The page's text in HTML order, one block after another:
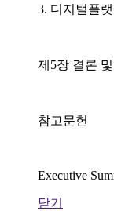
3. 디지털플
제5장 결론
참고문헌
Executive
닫기